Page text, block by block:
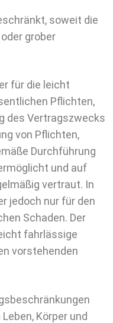
soweit die
grober
für die leicht
Pflichten,
des Vertragszwecks
von Pflichten,
Durchführung
und auf
vertraut. In
jedoch nur für den
Schaden. Der
fahrlässige
vorstehenden
Körper und